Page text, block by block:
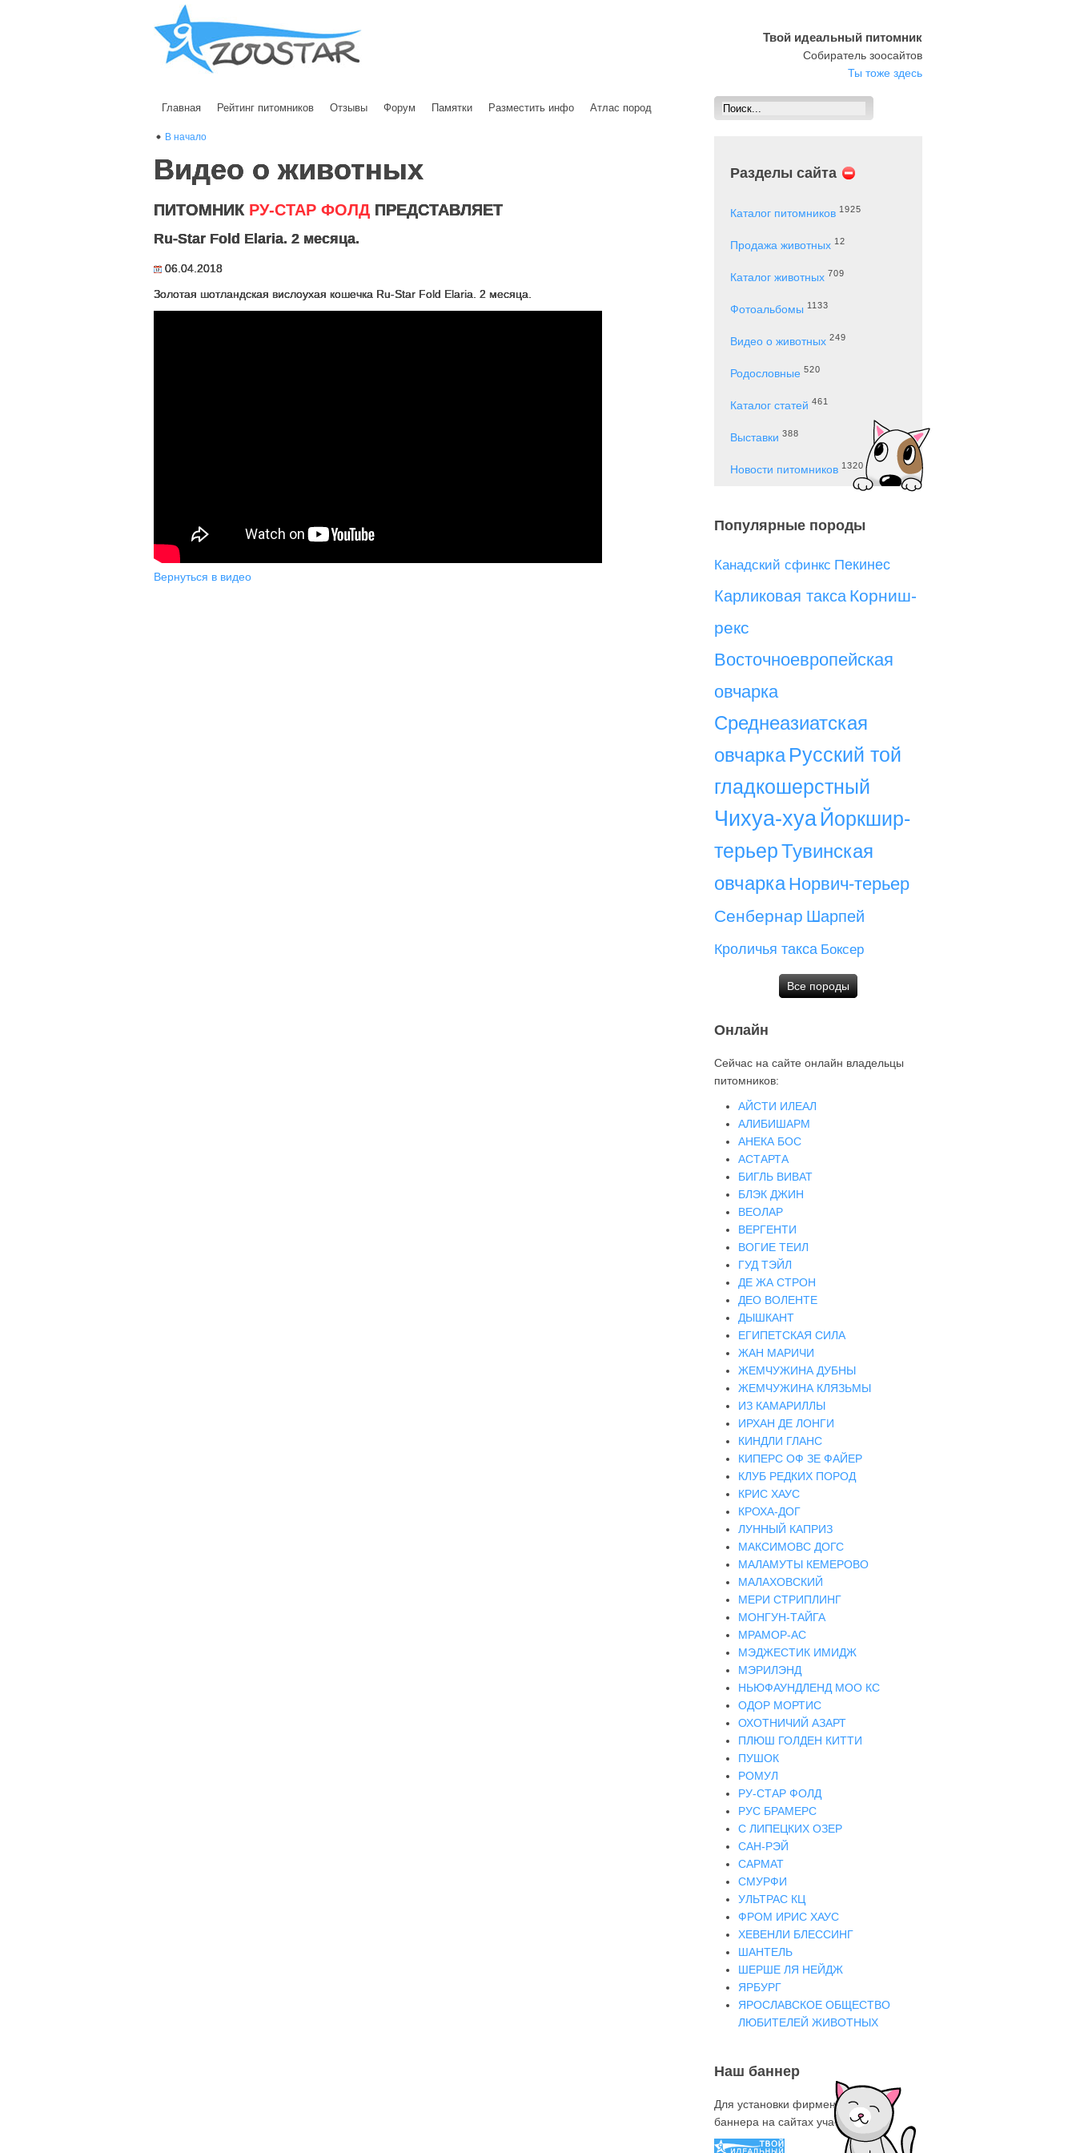
Твой идеальный питомник
Собиратель зоосайтов
Ты тоже здесь
Главная Рейтинг питомников Отзывы Форум Памятки Разместить инфо Атлас пород
В начало
Видео о животных
ПИТОМНИК РУ-СТАР ФОЛД ПРЕДСТАВЛЯЕТ
Ru-Star Fold Elaria. 2 месяца.
06.04.2018
Золотая шотландская вислоухая кошечка Ru-Star Fold Elaria. 2 месяца.
Вернуться в видео
Разделы сайта
Каталог питомников 1925
Продажа животных 12
Каталог животных 709
Фотоальбомы 1133
Видео о животных 249
Родословные 520
Каталог статей 461
Выставки 388
Новости питомников 1320
Популярные породы
Канадский сфинкс Пекинес
Карликовая такса Корниш-
рекс
Восточноевропейская
овчарка
Среднеазиатская
овчарка Русский той
гладкошерстный
Чихуа-хуа Йоркшир-
терьерТувинская
овчарка Норвич-терьер
Сенбернар Шарпей
Кроличья такса Боксер
Все породы
Онлайн
Сейчас на сайте онлайн владельцы
питомников:
АЙСТИ ИЛЕАЛ
АЛИБИШАРМ
АНЕКА БОС
АСТАРТА
БИГЛЬ ВИВАТ
БЛЭК ДЖИН
ВЕОЛАР
ВЕРГЕНТИ
ВОГИЕ ТЕИЛ
ГУД ТЭЙЛ
ДЕ ЖА СТРОН
ДЕО ВОЛЕНТЕ
ДЫШКАНТ
ЕГИПЕТСКАЯ СИЛА
ЖАН МАРИЧИ
ЖЕМЧУЖИНА ДУБНЫ
ЖЕМЧУЖИНА КЛЯЗЬМЫ
ИЗ КАМАРИЛЛЫ
ИРХАН ДЕ ЛОНГИ
КИНДЛИ ГЛАНС
КИПЕРС ОФ ЗЕ ФАЙЕР
КЛУБ РЕДКИХ ПОРОД
КРИС ХАУС
КРОХА-ДОГ
ЛУННЫЙ КАПРИЗ
МАКСИМОВС ДОГС
МАЛАМУТЫ КЕМЕРОВО
МАЛАХОВСКИЙ
МЕРИ СТРИПЛИНГ
МОНГУН-ТАЙГА
МРАМОР-АС
МЭДЖЕСТИК ИМИДЖ
МЭРИЛЭНД
НЬЮФАУНДЛЕНД МОО КС
ОДОР МОРТИС
ОХОТНИЧИЙ АЗАРТ
ПЛЮШ ГОЛДЕН КИТТИ
ПУШОК
РОМУЛ
РУ-СТАР ФОЛД
РУС БРАМЕРС
С ЛИПЕЦКИХ ОЗЕР
САН-РЭЙ
САРМАТ
СМУРФИ
УЛЬТРАС КЦ
ФРОМ ИРИС ХАУС
ХЕВЕНЛИ БЛЕССИНГ
ШАНТЕЛЬ
ШЕРШЕ ЛЯ НЕЙДЖ
ЯРБУРГ
ЯРОСЛАВСКОЕ ОБЩЕСТВО
ЛЮБИТЕЛЕЙ ЖИВОТНЫХ
Наш баннер
Для установки фирменного знака-
баннера на сайтах участниках